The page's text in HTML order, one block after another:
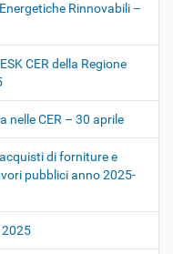
Rinnovabili –
CER della Regione
nelle CER – 30 aprile
di forniture e
pubblici anno 2025-
2025